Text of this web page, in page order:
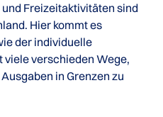
und Freizeitaktivitäten sind
Hier kommt es
der individuelle
viele verschieden Wege,
in Grenzen zu